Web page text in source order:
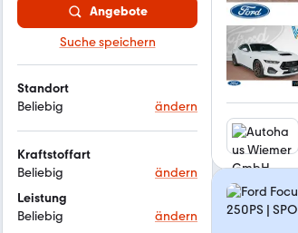
Angebote
Suche speichern
Standort
Beliebig
ändern
Kraftstoffart
Beliebig
ändern
Leistung
Beliebig
ändern